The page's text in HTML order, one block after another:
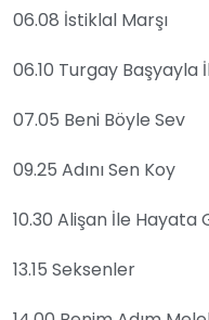
06.08 İstiklal Marşı
06.10 Turgay Başyayla
07.05 Beni Böyle Sev
09.25 Adını Sen Koy
10.30 Alişan İle Hayata
13.15 Seksenler